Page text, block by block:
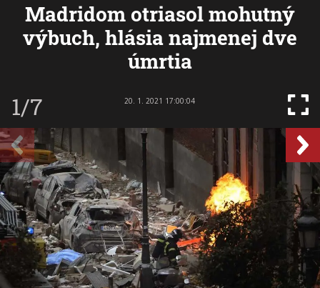
Madridom otriasol mohutný
výbuch, hlásia najmenej dve
úmrtia
1/7 20. 1. 2021 17:00:04